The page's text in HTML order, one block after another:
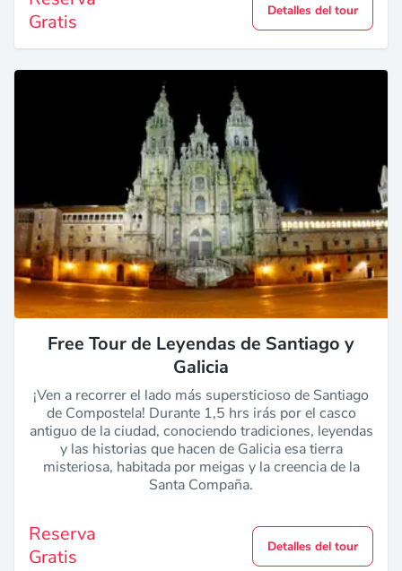
Gratis
Detalles del tour
Free Tour de Leyendas de Santiago y
Galicia
¡Ven a recorrer el lado más supersticioso de Santiago
de Compostela! Durante 1,5 hrs irás por el casco
antiguo de la ciudad, conociendo tradiciones, leyendas
y las historias que hacen de Galicia esa tierra
misteriosa, habitada por meigas y la creencia de la
Santa Compaña.
Reserva
Gratis
Detalles del tour